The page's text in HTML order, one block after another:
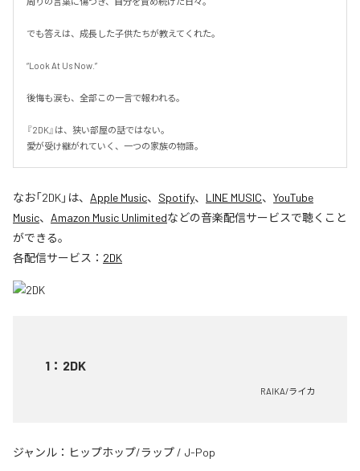
でも答えは、成長した子供たちが教えてくれた。
“Look At Us Now.”
後悔も涙も、全部この一言で報われる。
『2DK』は、狭い部屋の話ではない。
愛が受け継がれていく、一つの家族の物語。
なお「2DK」は、 Apple Music、 Spotify、 LINE MUSIC、 YouTube
Music、 Amazon Music Unlimitedなどの音楽配信サービスで聴くこと
ができる。
各配信サービス： 2DK
1 ： 2DK
RAIKA/ライカ
ジャンル： ヒップホップ/ラップ / J-Pop